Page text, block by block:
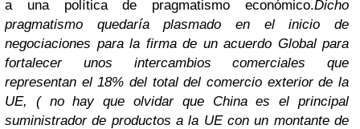
a una política de pragmatismo económico.Dicho
pragmatismo quedaría plasmado en el inicio de
negociaciones para la firma de un acuerdo Global para
fortalecer unos intercambios comerciales que
representan el 18% del total del comercio exterior de la
UE, ( no hay que olvidar que China es el principal
suministrador de productos a la UE con un montante de